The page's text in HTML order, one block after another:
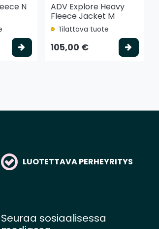
N
Valitse vaihtoehto
ADV Explore Heavy
Fleece Jacket M
Tilattava tuote
105,00 €
LUOTETTAVA PERHEYRITYS
Seuraa sosiaalisessa